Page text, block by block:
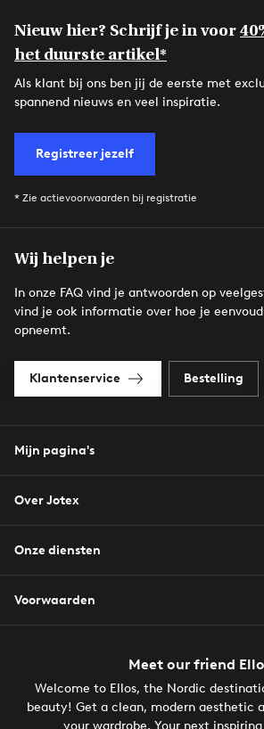
Nieuw hier? Schrijf je in voor
het duurste artikel*
Als klant bij ons ben jij de eerste met
spannend nieuws en veel inspiratie.
Registreer jezelf
* Zie actievoorwaarden bij registratie
Wij helpen je
In onze FAQ vind je antwoorden op
vind je ook informatie over hoe je
opneemt.
Klantenservice Bestelling
Mijn pagina's
Over Jotex
Onze diensten
Voorwaarden
Meet our friend
Welcome to Ellos, the Nordic
beauty! Get a clean, modern aesthetic
your wardrobe. Your next